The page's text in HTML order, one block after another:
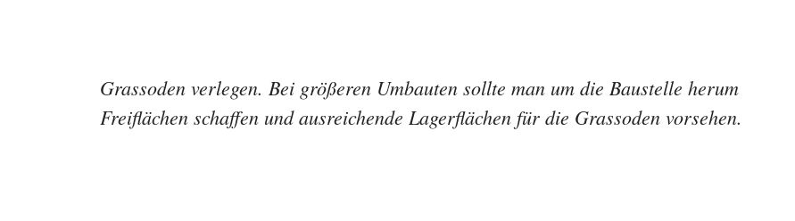
Grassoden verlegen. Bei größeren Umbauten sollte man um die Baustelle herum
Freiflächen schaffen und ausreichende Lagerflächen für die Grassoden vorsehen.